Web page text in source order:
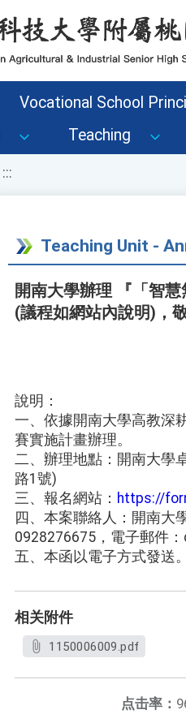
Vocational School
Teaching
:::
Teaching Unit -
開南大學辦理 『「智
(議程如網站內說明)，
說明：
一、依據開南大學高教深
賽實施計畫辦理。
二、辦理地點：開南大學
路1號)
三、報名網站： https://
四、本案聯絡人：開南大
0928276675，電子郵件
五、本函以電子方式發送。
相关附件
1150006009.pdf
点击率：